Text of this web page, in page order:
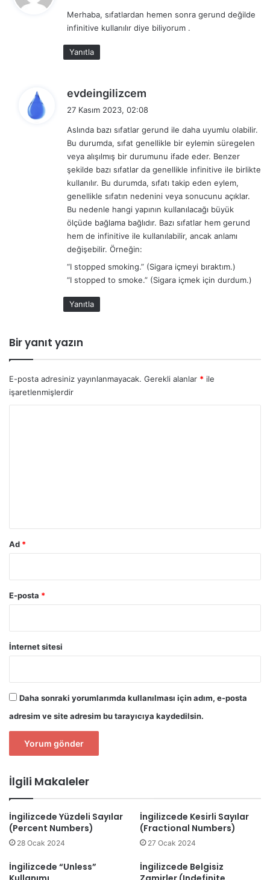
i
k
Merhaba, sıfatlardan hemen sonra gerund değilde
infinitive kullanılır diye biliyorum .
Yanıtla
evdeingilizcem
i
k
i
:
27 Kasım 2023, 02:08
Aslında bazı sıfatlar gerund ile daha uyumlu olabilir.
Bu durumda, sıfat genellikle bir eylemin süregelen
veya alışılmış bir durumunu ifade eder. Benzer
şekilde bazı sıfatlar da genellikle infinitive ile birlikte
kullanılır. Bu durumda, sıfatı takip eden eylem,
genellikle sıfatın nedenini veya sonucunu açıklar.
Bu nedenle hangi yapının kullanılacağı büyük
ölçüde bağlama bağlıdır. Bazı sıfatlar hem gerund
hem de infinitive ile kullanılabilir, ancak anlamı
değişebilir. Örneğin:
“I stopped smoking.” (Sigara içmeyi bıraktım.)
“I stopped to smoke.” (Sigara içmek için durdum.)
Yanıtla
Bir yanıt yazın
E-posta adresiniz yayınlanmayacak. Gerekli alanlar * ile
işaretlenmişlerdir
Ad *
E-posta *
İnternet sitesi
Daha sonraki yorumlarımda kullanılması için adım, e-posta
adresim ve site adresim bu tarayıcıya kaydedilsin.
İlgili Makaleler
İngilizcede Yüzdeli Sayılar
(Percent Numbers)
28 Ocak 2024
İngilizcede Kesirli Sayılar
(Fractional Numbers)
27 Ocak 2024
İngilizcede “Unless”
İngilizcede Belgisiz